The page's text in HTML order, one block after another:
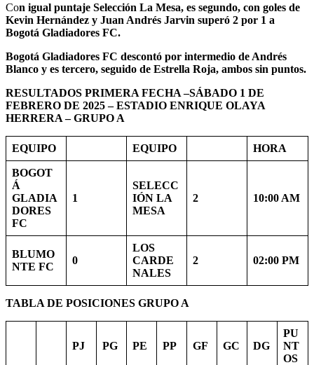
Con igual puntaje Selección La Mesa, es segundo, con goles de
Kevin Hernández y Juan Andrés Jarvin superó 2 por 1 a
Bogotá Gladiadores FC.
Bogotá Gladiadores FC descontó por intermedio de Andrés
Blanco y es tercero, seguido de Estrella Roja, ambos sin puntos.
RESULTADOS PRIMERA FECHA –SÁBADO 1 DE
FEBRERO DE 2025 – ESTADIO ENRIQUE OLAYA
HERRERA – GRUPO A
EQUIPO EQUIPO HORA
BOGOT
Á
GLADIA
DORES
FC
1
SELECC
IÓN LA
MESA
2 10:00 AM
BLUMO
NTE FC
0
LOS
CARDE
NALES
2 02:00 PM
TABLA DE POSICIONES GRUPO A
PJ PG PE PP GF GC DG
PU
NT
OS